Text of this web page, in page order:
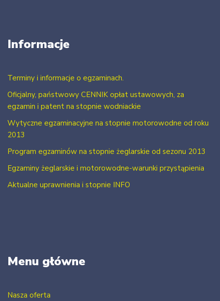
Informacje
Terminy i informacje o egzaminach.
Oficjalny, państwowy CENNIK opłat ustawowych, za
egzamin i patent na stopnie wodniackie
Wytyczne egzaminacyjne na stopnie motorowodne od roku
2013
Program egzaminów na stopnie żeglarskie od sezonu 2013
Egzaminy żeglarskie i motorowodne-warunki przystąpienia
Aktualne uprawnienia i stopnie INFO
Menu główne
Nasza oferta